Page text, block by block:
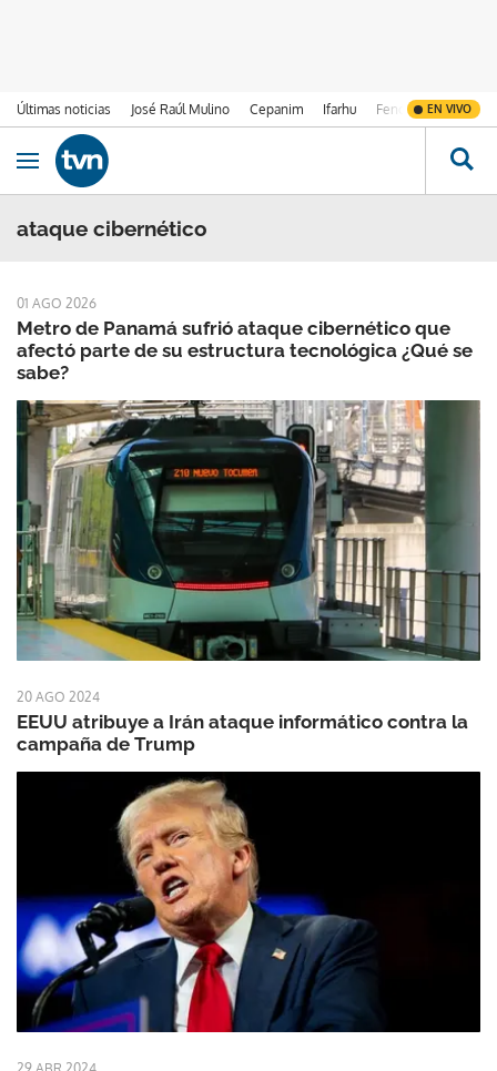
Últimas noticias José Raúl Mulino Cepanim Ifarhu Fenómeno de El
EN VIVO
Ir al contenido
Obrir navegació
ataque cibernético
01 AGO 2026
Metro de Panamá sufrió ataque cibernético que
afectó parte de su estructura tecnológica ¿Qué se
sabe?
20 AGO 2024
EEUU atribuye a Irán ataque informático contra la
campaña de Trump